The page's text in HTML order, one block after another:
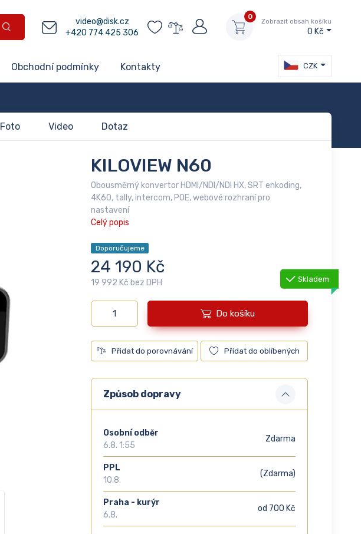
video@disk.cz
+420 774 425 306
0
Zobrazit obsah košíku
0 Kč
Obchodní podmínky Kontakty CZK
Foto Video Dotaz
KILOVIEW N60
Obousměrný konvertor HDMI/NDI/NDI HX, SRT enkoding,
4K60, tally, intercom, POE, webové rozhraní pro
nastavení
Celý popis
Doporučujeme
24 190 Kč
19 992 Kč bez DPH Skladem
Do košíku
Přidat do porovnávání Přidat do oblíbených
Způsob dopravy
Osobní odběr
6.8. 1:55
Zdarma
PPL
10.8.
(Zdarma)
Praha - kurýr
6.8.
od 700 Kč